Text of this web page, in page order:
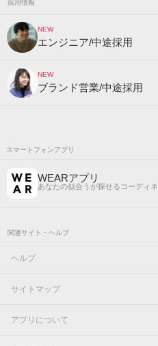
採用情報
NEW
エンジニア/中途採用
NEW
ブランド営業/中途採用
スマートフォンアプリ
WEARアプリ
あなたの似合うが探せるコーディ
関連サイト・ヘルプ
ヘルプ
サイトマップ
アプリについて